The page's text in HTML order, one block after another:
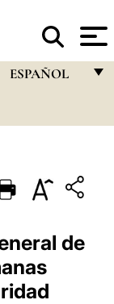
ESPAÑOL
PORTUGUÊS
ESPAÑOL
DEUTSCH
POLSKI
de